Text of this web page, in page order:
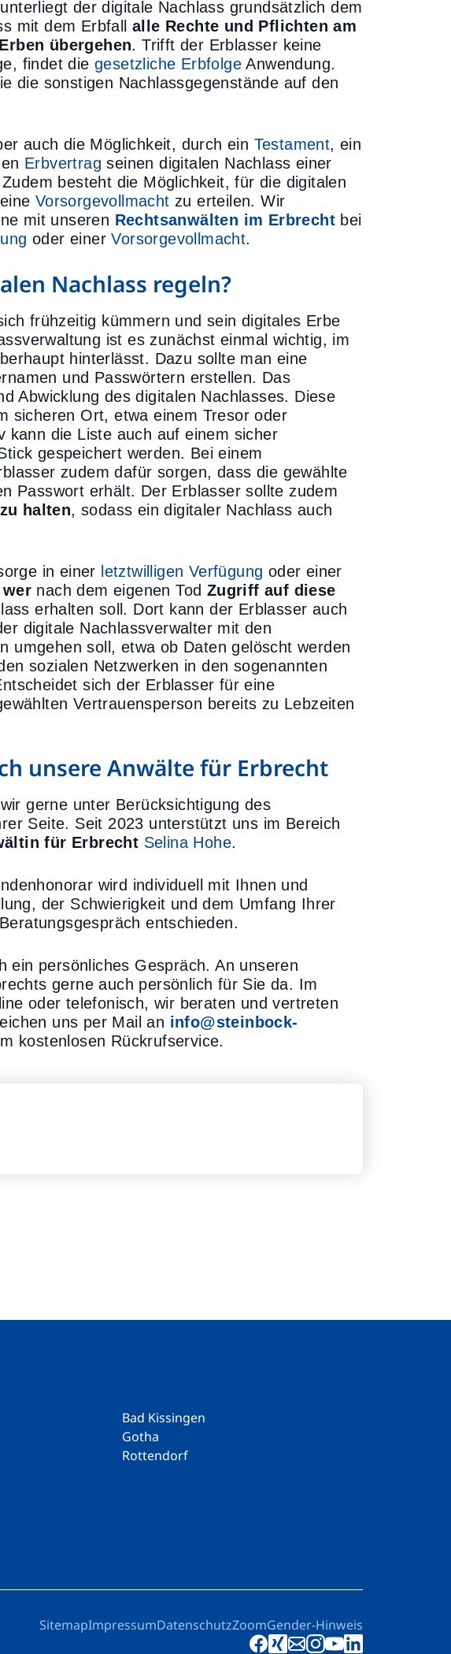
der digitale Nachlass grundsätzlich dem
mit dem Erbfall alle Rechte und Pflichten am
übergehen. Trifft der Erblasser keine
findet die gesetzliche Erbfolge Anwendung.
die sonstigen Nachlassgegenstände auf den
auch die Möglichkeit, durch ein Testament, ein
Erbvertrag seinen digitalen Nachlass einer
besteht die Möglichkeit, für die digitalen
Vorsorgevollmacht zu erteilen. Wir
mit unseren Rechtsanwälten im Erbrecht bei
oder einerVorsorgevollmacht.
Nachlass regeln?
frühzeitig kümmern und sein digitales Erbe
ist es zunächst einmal wichtig, im
hinterlässt. Dazu sollte man eine
und Passwörtern erstellen. Das
Abwicklung des digitalen Nachlasses. Diese
sicheren Ort, etwa einem Tresor oder
kann die Liste auch auf einem sicher
gespeichert werden. Bei einem
zudem dafür sorgen, dass die gewählte
Passwort erhält. Der Erblasser sollte zudem
halten, sodass ein digitaler Nachlass auch
in einer letztwilligen Verfügung oder einer
wer nach dem eigenen Tod Zugriff auf diese
erhalten soll. Dort kann der Erblasser auch
digitale Nachlassverwalter mit den
umgehen soll, etwa ob Daten gelöscht werden
sozialen Netzwerken in den sogenannten
sich der Erblasser für eine
Vertrauensperson bereits zu Lebzeiten
unsere Anwälte für Erbrecht
gerne unter Berücksichtigung des
Seite. Seit 2023 unterstützt uns im Bereich
für Erbrecht Selina Hohe.
wird individuell mit Ihnen und
der Schwierigkeit und dem Umfang Ihrer
entschieden.
ein persönliches Gespräch. An unseren
gerne auch persönlich für Sie da. Im
oder telefonisch, wir beraten und vertreten
uns per Mail an info@steinbock-
kostenlosen Rückrufservice.
Bad Kissingen
Gotha
Rottendorf
SitemapImpressumDatenschutzZoomGender-Hinweis